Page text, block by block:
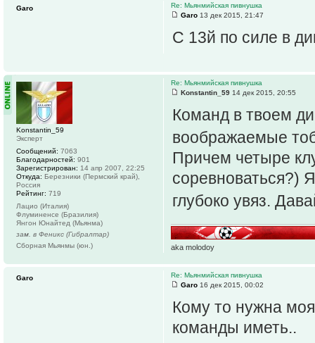
Re: Мьянмийская пивнушка
Garo 13 дек 2015, 21:47
С 13й по силе в
Garo
Re: Мьянмийская пивнушка
Konstantin_59 14 дек 2015, 20:55
Команд в твоем
воображаемые
Причем четыре
соревноваться?)
глубоко увяз.
aka molodoy
Konstantin_59
Эксперт
Сообщений: 7063
Благодарностей: 901
Зарегистрирован: 14 апр 2007, 22:25
Откуда: Березники (Пермский край),
Россия
Рейтинг: 719
Лацио (Италия)
Флуминенсе (Бразилия)
Янгон Юнайтед (Мьянма)
зам. в Феникс (Гибралтар)
Сборная Мьянмы (юн.)
Re: Мьянмийская пивнушка
Garo 16 дек 2015, 00:02
Кому то нужна
команды иметь..
Garo